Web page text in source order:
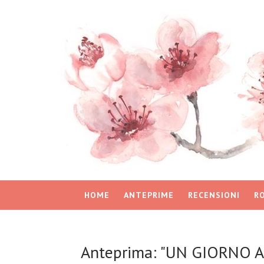
HOME ANTEPRIME RECENSIONI
Anteprima: "UN GIORNO